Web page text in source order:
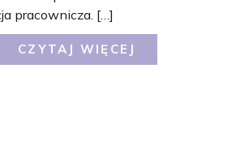
CZYTAJ WIĘCEJ
pracownicza. […]